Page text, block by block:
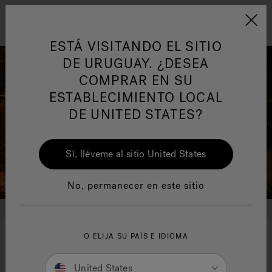
Jacuzzi&reg; Latin
Responsabilidad Social
HIDROMASAJE
ESTÁ VISITANDO EL SITIO
DE URUGUAY. ¿DESEA
COMPRAR EN SU
ESTABLECIMIENTO LOCAL
DE UNITED STATES?
Sí, lléveme al sitio United States
No, permanecer en este sitio
O ELIJA SU PAÍS E IDIOMA
United States